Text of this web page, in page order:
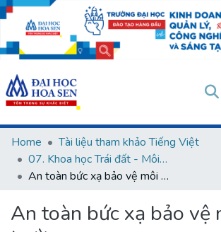
Communities & Collections
All of DSpace
User guides
Usage rules
Verify account
Home
Tài liệu tham khảo Tiếng Việt
07. Khoa học Trái đất - Môi trường
An toàn bức xạ bảo vệ môi trường
An toàn bức xạ bảo vệ